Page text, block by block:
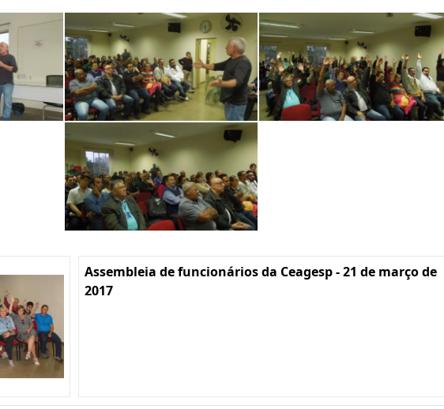
Assembleia de funcionários da Ceagesp - 21 de março de
2017